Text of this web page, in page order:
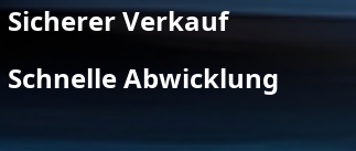
Sicherer Verkauf
Schnelle Abwicklung